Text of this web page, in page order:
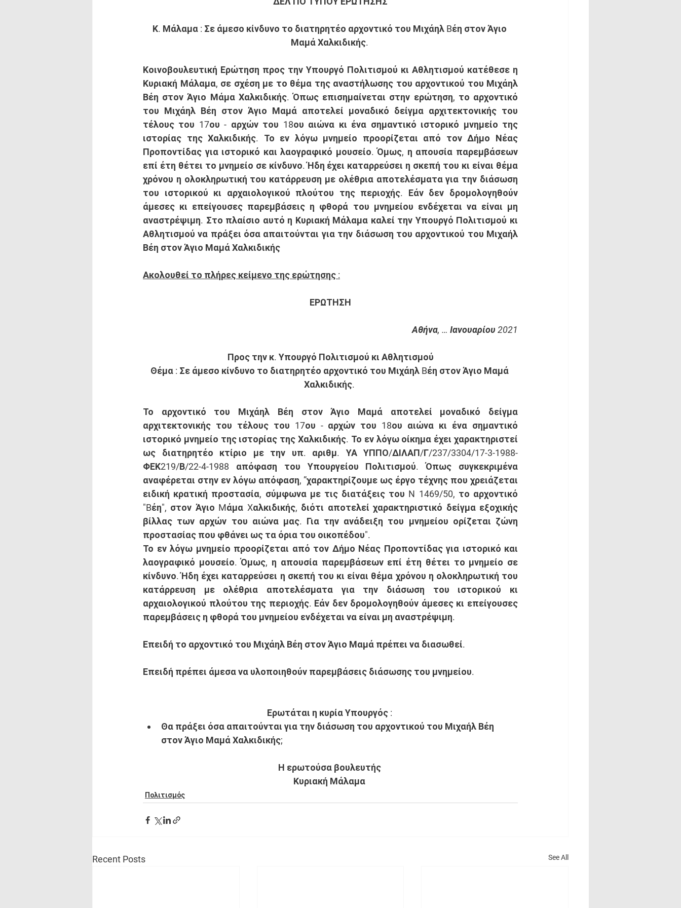
Κ. Μάλαμα : Σε άμεσο κίνδυνο το διατηρητέο αρχοντικό του Μιχάηλ Bέη στον Άγιο
Μαμά Χαλκιδικής.
Κοινοβουλευτική Ερώτηση προς την Υπουργό Πολιτισμού κι Αθλητισμού κατέθεσε η
Κυριακή Μάλαμα, σε σχέση με το θέμα της αναστήλωσης του αρχοντικού του Μιχάηλ
Βέη στον Άγιο Μάμα Χαλκιδικής. Όπως επισημαίνεται στην ερώτηση, το αρχοντικό
του Μιχάηλ Βέη στον Άγιο Μαμά αποτελεί μοναδικό δείγμα αρχιτεκτονικής του
τέλους του 17ου - αρχών του 18ου αιώνα κι ένα σημαντικό ιστορικό μνημείο της
ιστορίας της Χαλκιδικής. Το εν λόγω μνημείο προορίζεται από τον Δήμο Νέας
Προποντίδας για ιστορικό και λαογραφικό μουσείο. Όμως, η απουσία παρεμβάσεων
επί έτη θέτει το μνημείο σε κίνδυνο. Ήδη έχει καταρρεύσει η σκεπή του κι είναι θέμα
χρόνου η ολοκληρωτική του κατάρρευση με ολέθρια αποτελέσματα για την διάσωση
του ιστορικού κι αρχαιολογικού πλούτου της περιοχής. Εάν δεν δρομολογηθούν
άμεσες κι επείγουσες παρεμβάσεις η φθορά του μνημείου ενδέχεται να είναι μη
αναστρέψιμη. Στο πλαίσιο αυτό η Κυριακή Μάλαμα καλεί την Υπουργό Πολιτισμού κι
Αθλητισμού να πράξει όσα απαιτούνται για την διάσωση του αρχοντικού του Μιχαήλ
Βέη στον Άγιο Μαμά Χαλκιδικής
Ακολουθεί το πλήρες κείμενο της ερώτησης :
ΕΡΩΤΗΣΗ
Αθήνα, … Ιανουαρίου 2021
Προς την κ. Υπουργό Πολιτισμού κι Αθλητισμού
Θέμα : Σε άμεσο κίνδυνο το διατηρητέο αρχοντικό του Μιχάηλ Bέη στον Άγιο Μαμά
Χαλκιδικής.
Το αρχοντικό του Μιχάηλ Βέη στον Άγιο Μαμά αποτελεί μοναδικό δείγμα
αρχιτεκτονικής του τέλους του 17ου - αρχών του 18ου αιώνα κι ένα σημαντικό
ιστορικό μνημείο της ιστορίας της Χαλκιδικής. Το εν λόγω οίκημα έχει χαρακτηριστεί
ως διατηρητέο κτίριο με την υπ. αριθμ. ΥΑ ΥΠΠΟ/ΔΙΛΑΠ/Γ/237/3304/17-3-1988-
ΦΕΚ219/Β/22-4-1988 απόφαση του Υπουργείου Πολιτισμού. Όπως συγκεκριμένα
αναφέρεται στην εν λόγω απόφαση, ”χαρακτηρίζουμε ως έργο τέχνης που χρειάζεται
ειδική κρατική προστασία, σύμφωνα με τις διατάξεις του N 1469/50, το αρχοντικό
"Bέη", στον Άγιο Mάμα Xαλκιδικής, διότι αποτελεί χαρακτηριστικό δείγμα εξοχικής
βίλλας των αρχών του αιώνα μας. Για την ανάδειξη του μνημείου ορίζεται ζώνη
προστασίας που φθάνει ως τα όρια του οικοπέδου".
Το εν λόγω μνημείο προορίζεται από τον Δήμο Νέας Προποντίδας για ιστορικό και
λαογραφικό μουσείο. Όμως, η απουσία παρεμβάσεων επί έτη θέτει το μνημείο σε
κίνδυνο. Ήδη έχει καταρρεύσει η σκεπή του κι είναι θέμα χρόνου η ολοκληρωτική του
κατάρρευση με ολέθρια αποτελέσματα για την διάσωση του ιστορικού κι
αρχαιολογικού πλούτου της περιοχής. Εάν δεν δρομολογηθούν άμεσες κι επείγουσες
παρεμβάσεις η φθορά του μνημείου ενδέχεται να είναι μη αναστρέψιμη.
Επειδή το αρχοντικό του Μιχάηλ Βέη στον Άγιο Μαμά πρέπει να διασωθεί.
Επειδή πρέπει άμεσα να υλοποιηθούν παρεμβάσεις διάσωσης του μνημείου.
Ερωτάται η κυρία Υπουργός :
Θα πράξει όσα απαιτούνται για την διάσωση του αρχοντικού του Μιχαήλ Βέη
στον Άγιο Μαμά Χαλκιδικής;
Η ερωτούσα βουλευτής
Κυριακή Μάλαμα
Πολιτισμός
Recent Posts See All